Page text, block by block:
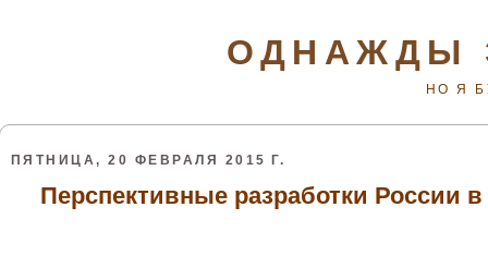
ОДНАЖДЫ
НО Я
ПЯТНИЦА, 20 ФЕВРАЛЯ 2015 Г.
Перспективные разработки России